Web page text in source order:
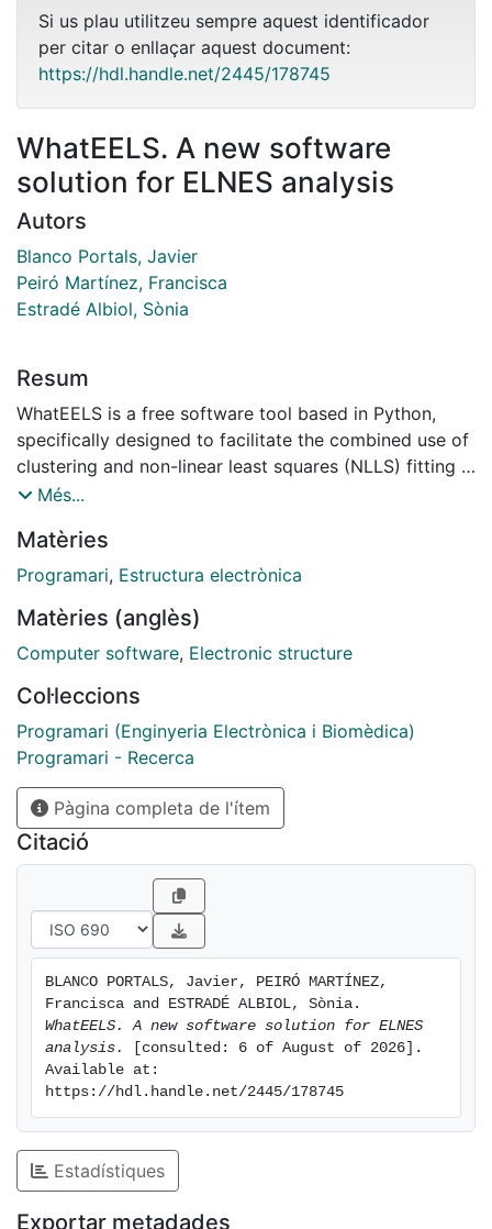
Si us plau utilitzeu sempre aquest identificador
per citar o enllaçar aquest document:
https://hdl.handle.net/2445/178745
WhatEELS. A new software
solution for ELNES analysis
Autors
Blanco Portals, Javier
Peiró Martínez, Francisca
Estradé Albiol, Sònia
Resum
WhatEELS is a free software tool based in Python,
specifically designed to facilitate the combined use of
clustering and non-linear least squares (NLLS) fitting
for the analysis of Energy Loss Near Edge Structures
It includes a set of tools for white-lines analysis and
elemental quantification.
Més...
Matèries
Programari, Estructura electrònica
Matèries (anglès)
Computer software, Electronic structure
Col·leccions
Programari (Enginyeria Electrònica i Biomèdica)
Programari - Recerca
Pàgina completa de l'ítem
Citació
BLANCO PORTALS, Javier, PEIRÓ MARTÍNEZ,
WhatEELS. A new software solution for ELNES
analysis.
[consulted: 6 of August of 2026].
Available at:
https://hdl.handle.net/2445/178745
Estadístiques
Exportar metadades